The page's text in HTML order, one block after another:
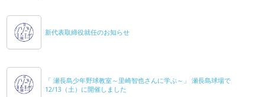
新代表取締役就任のお知らせ
「 瀬長島少年野球教室～里崎智也さんに学ぶ～」 瀬長島球場で
12/13（土）に開催しました